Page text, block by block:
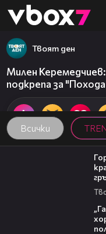
👾
Всички
Твоят ден
Милен
подкрепа за
02:31